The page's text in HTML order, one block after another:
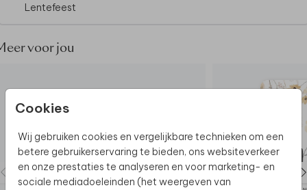
Cookies
Wij gebruiken cookies en vergelijkbare technieken om een
betere gebruikerservaring te bieden, ons websiteverkeer
en onze prestaties te analyseren en voor marketing- en
sociale mediadoeleinden (het weergeven van
Lentefeest
voor jou